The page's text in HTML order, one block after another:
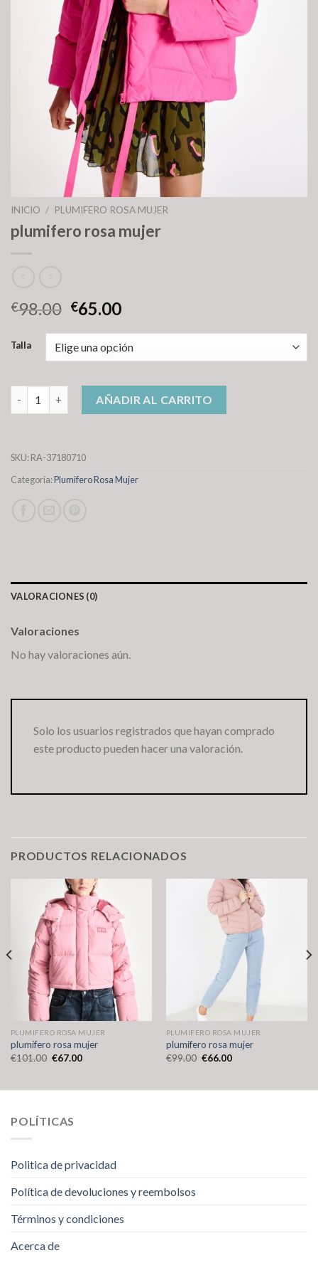
INICIO / PLUMIFERO ROSA MUJER
plumifero rosa mujer
€98.00 €65.00
Talla
plumifero rosa mujer cantidadAÑADIR AL CARRITO
SKU:RA-37180710
Categoría:Plumifero Rosa Mujer
VALORACIONES (0)
Valoraciones
No hay valoraciones aún.
Solo los usuarios registrados que hayan comprado
este producto pueden hacer una valoración.
PRODUCTOS RELACIONADOS
PLUMIFERO ROSA MUJER
plumifero rosa mujer
€101.00 €67.00
PLUMIFERO ROSA MUJER
plumifero rosa mujer
€99.00 €66.00
POLÍTICAS
Politica de privacidad
Política de devoluciones y reembolsos
Términos y condiciones
Acerca de